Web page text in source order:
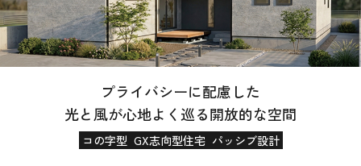
プライバシーに配慮した
光と風が心地よく巡る開放的な空間
コの字型 GX志向型住宅 パッシブ設計